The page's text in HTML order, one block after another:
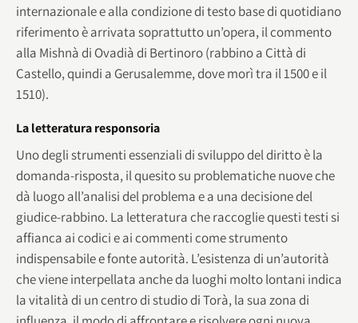
internazionale e alla condizione di testo base di quotidiano
riferimento è arrivata soprattutto un’opera, il commento
alla Mishnà di Ovadià di Bertinoro (rabbino a Città di
Castello, quindi a Gerusalemme, dove morì tra il 1500 e il
1510).
La letteratura responsoria
Uno degli strumenti essenziali di sviluppo del diritto è la
domanda-risposta, il quesito su problematiche nuove che
dà luogo all’analisi del problema e a una decisione del
giudice-rabbino. La letteratura che raccoglie questi testi si
affianca ai codici e ai commenti come strumento
indispensabile e fonte autorità. L’esistenza di un’autorità
che viene interpellata anche da luoghi molto lontani indica
la vitalità di un centro di studio di Torà, la sua zona di